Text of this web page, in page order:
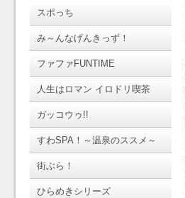
スポっち
み～んなげんきっず！
ファファFUNTIME
人生はロマン イロドリ喫茶
ガッコウゥ!!
すわSPA！～温泉のススメ～
街ぶら！
ひらめきシリーズ